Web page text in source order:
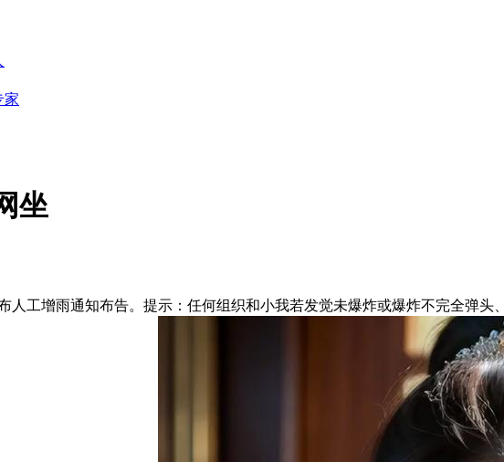
坐
工增雨通知布告。提示：任何组织和小我若发觉未爆炸或爆炸不完全弹头